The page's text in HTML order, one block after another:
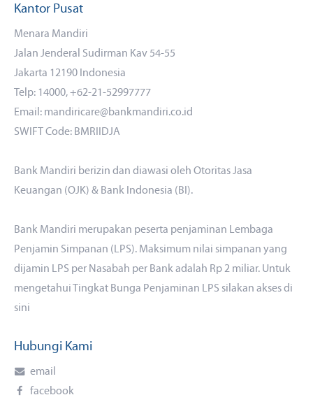
Kantor Pusat
Menara Mandiri
Jalan Jenderal Sudirman Kav 54-55
Jakarta 12190 Indonesia
Telp: 14000, +62-21-52997777
Email: mandiricare@bankmandiri.co.id
SWIFT Code: BMRIIDJA
Bank Mandiri berizin dan diawasi oleh Otoritas Jasa
Keuangan (OJK) & Bank Indonesia (BI).
Bank Mandiri merupakan peserta penjaminan Lembaga
Penjamin Simpanan (LPS). Maksimum nilai simpanan yang
dijamin LPS per Nasabah per Bank adalah Rp 2 miliar. Untuk
mengetahui Tingkat Bunga Penjaminan LPS silakan akses di
sini
Hubungi Kami
email
facebook